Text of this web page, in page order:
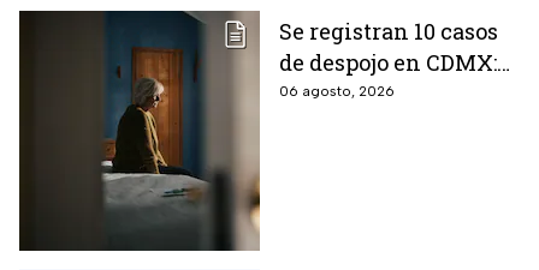
Se registran 10 casos
de despojo en CDMX:
adultos mayores son
06 agosto, 2026